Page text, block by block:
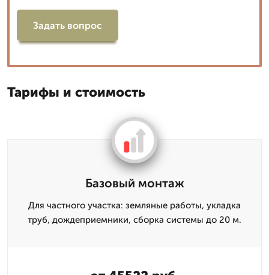
Задать вопрос
Тарифы и стоимость
Базовый монтаж
Для частного участка: земляные работы, укладка
труб, дождеприемники, сборка системы до 20 м.